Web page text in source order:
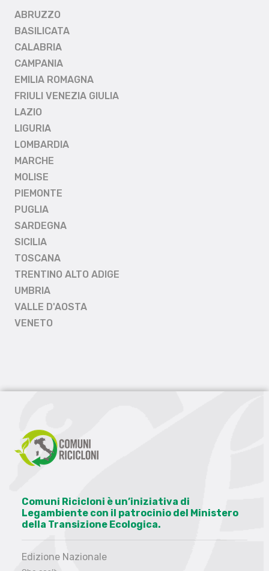
ABRUZZO
BASILICATA
CALABRIA
CAMPANIA
EMILIA ROMAGNA
FRIULI VENEZIA GIULIA
LAZIO
LIGURIA
LOMBARDIA
MARCHE
MOLISE
PIEMONTE
PUGLIA
SARDEGNA
SICILIA
TOSCANA
TRENTINO ALTO ADIGE
UMBRIA
VALLE D'AOSTA
VENETO
Comuni Ricicloni è un’iniziativa di
Legambiente con il patrocinio del Ministero
della Transizione Ecologica.
Edizione Nazionale